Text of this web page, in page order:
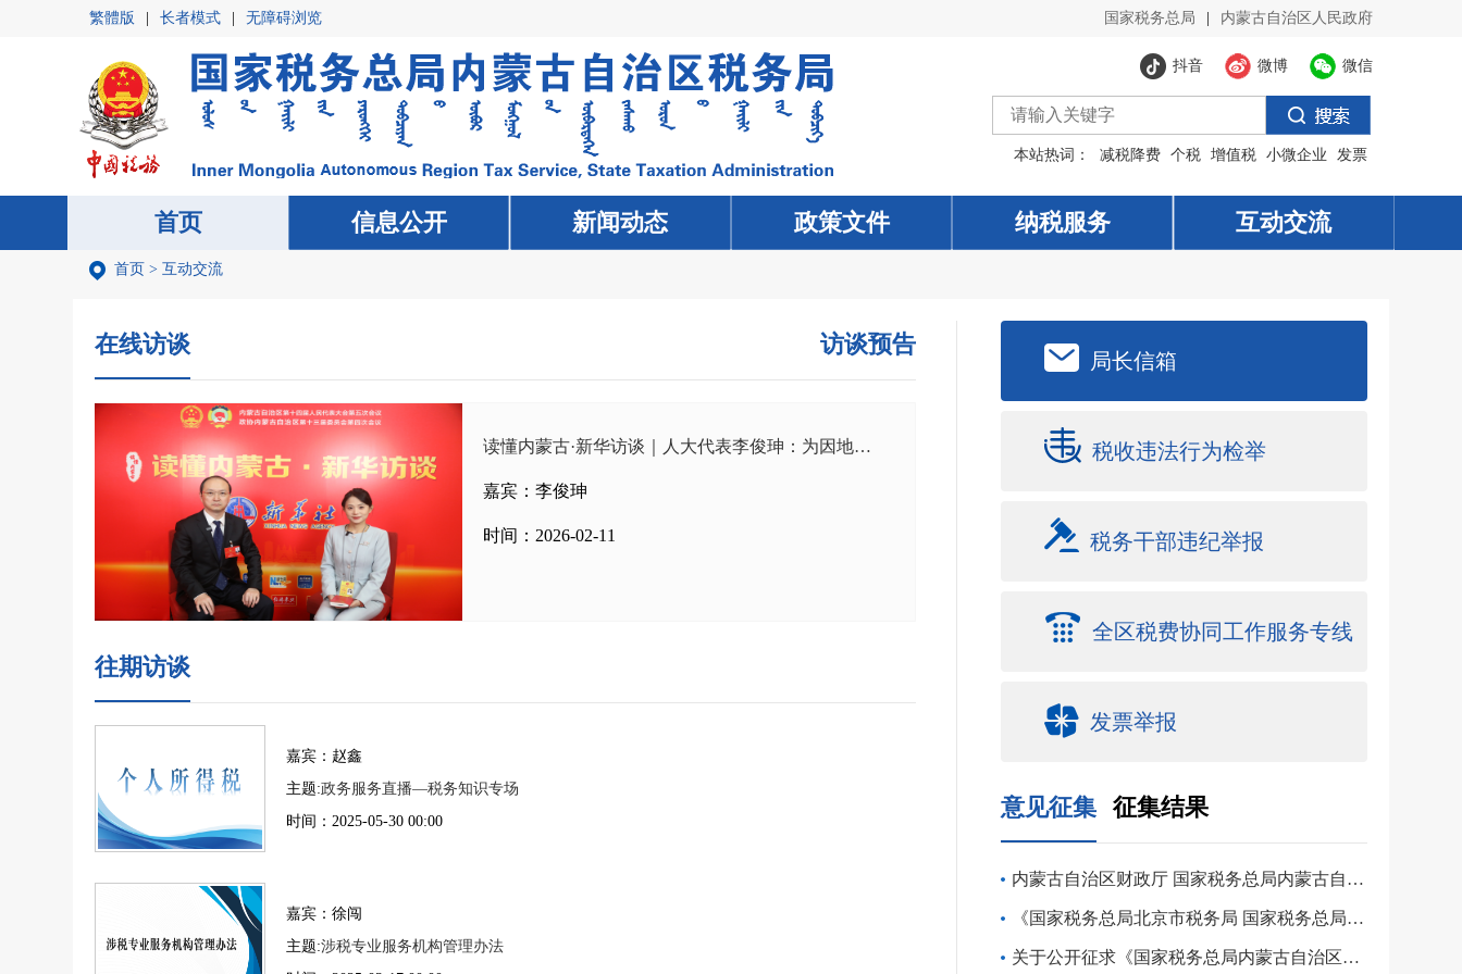
繁體版 长者模式 无障碍浏览 国家税务总局 内蒙古自治区人民政府
微信
微博
抖音
本站热词： 减税降费 个税 增值税 小微企业 发票
首页 信息公开 新闻动态 政策文件 纳税服务 互动交流
首页 信息公开 新闻动态 政策文件 纳税服务 互动交流
首页 > 互动交流
在线访谈 访谈预告
读懂内蒙古·新华访谈｜人大代表李俊珅：为因地制...
嘉宾： 李俊珅
时间：2026-02-11
往期访谈
嘉宾：赵鑫
主题:政务服务直播—税务知识专场
时间：2025-05-30 00:00
嘉宾：徐闯
主题:涉税专业服务机构管理办法
局长信箱
税收违法行为检举
税务干部违纪举报
全区税费协同工作服务专线
发票举报
意见征集 征集结果
内蒙古自治区财政厅 国家税务总局内蒙古自治区税务局关于公开征求金矿资源税税率调整意见的公告
《国家税务总局北京市税务局 国家税务总局天津市税务局 国家税务总局河北省税务局 国家税务总局山西省税务局 国家税务总局内蒙古自治区税务局关于修订〈华北区域税务行政处罚裁量基准〉的公告（征求意见稿）》公开征求意见
关于公开征求《国家税务总局内蒙古自治区税务局关于修订<内蒙古自治区土地增值税清算管理办法>（征求意见稿）》意见的通知